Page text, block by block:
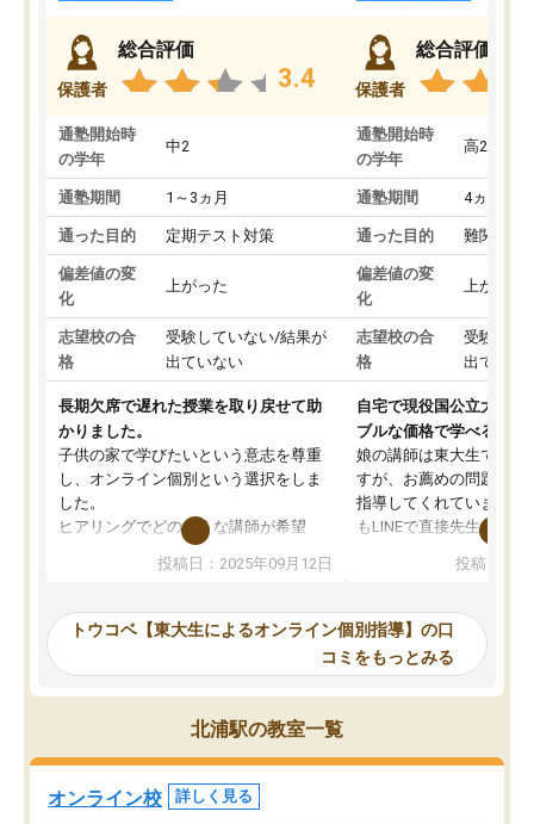
保護者
総合評価
3.4
通塾開始時
の学年
中2
通塾期間 1～3ヵ月
通った目的 定期テスト対策
偏差値の変
化
上がった
志望校の合
格
受験していない/結果が
出ていない
長期欠席で遅れた授業を取り戻せて助
かりました。
子供の家で学びたいという意志を尊重
し、オンライン個別という選択をしま
した。
ヒアリングでどのような講師が希望
か、オプションは付帯するかなど選ぶ
事が出来ました。
ーティングを行い、その講師で良いか
見てから講師を決定する事ができま
す。
うちの子は、初回面談の講師の方で決
オンラインツールを使用した単語帳の
共有があり宿題もそちらで出される形
投稿日：2025年09月12日
保護者
総合評価
通塾開始時
の学年
高2
通塾期間 4ヵ月～1
通った目的 難関私立
偏差値の変
化
上がった
志望校の合
格
受験して
出ていな
自宅で現役国公立大学生
ブルな価格で学べる
娘の講師は東大生では無
すが、お薦めの問題集や
指導してくれています。
もLINEで直接先生に質問
めれるので、個人に合
いなのがあり(有料)、受
ことをどんなスケジュー
くか相談したのですが、
ち期待したものではなく
くなってきたようなので
投稿日：
トウコベ【東大生によるオンライン個別指導】の口
コミをもっとみる
北浦駅の教室一覧
オンライン校 詳しく見る